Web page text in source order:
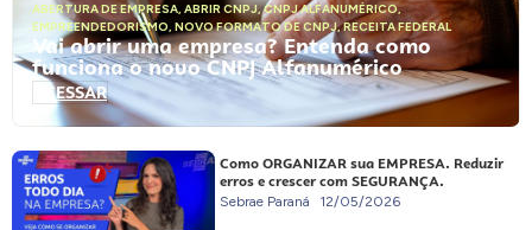
ABERTURA DE EMPRESA, ABRIR CNPJ,CNPJ ALFANUMÉRICO,
EMPREENDEDORISMO, NOVO FORMATO DE CNPJ,RECEITA FEDERAL
Vai abrir uma empresa? Entenda como
funciona o novo CNPJ Alfanumérico
ACESSAR
Como ORGANIZAR sua EMPRESA. Reduzir
erros e crescer com SEGURANÇA.
Sebrae Paraná 12/05/2026